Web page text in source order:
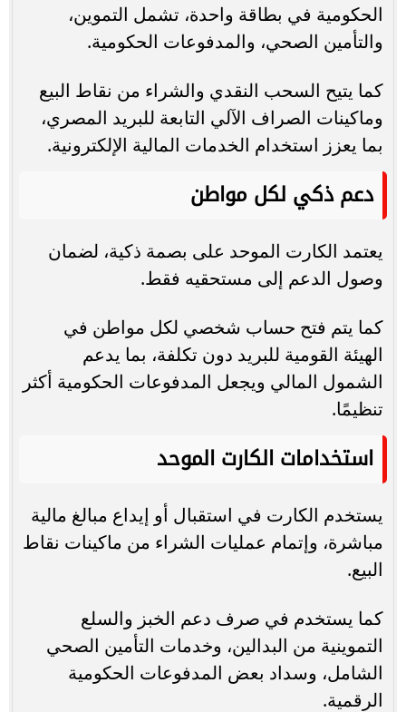
الحكومية في بطاقة واحدة، تشمل التموين،
والتأمين الصحي، والمدفوعات الحكومية.
كما يتيح السحب النقدي والشراء من نقاط البيع
وماكينات الصراف الآلي التابعة للبريد المصري،
بما يعزز استخدام الخدمات المالية الإلكترونية.
دعم ذكي لكل مواطن
يعتمد الكارت الموحد على بصمة ذكية، لضمان
وصول الدعم إلى مستحقيه فقط.
كما يتم فتح حساب شخصي لكل مواطن في
الهيئة القومية للبريد دون تكلفة، بما يدعم
الشمول المالي ويجعل المدفوعات الحكومية أكثر
تنظيمًا.
استخدامات الكارت الموحد
يستخدم الكارت في استقبال أو إيداع مبالغ مالية
مباشرة، وإتمام عمليات الشراء من ماكينات نقاط
البيع.
كما يستخدم في صرف دعم الخبز والسلع
التموينية من البدالين، وخدمات التأمين الصحي
الشامل، وسداد بعض المدفوعات الحكومية
الرقمية.